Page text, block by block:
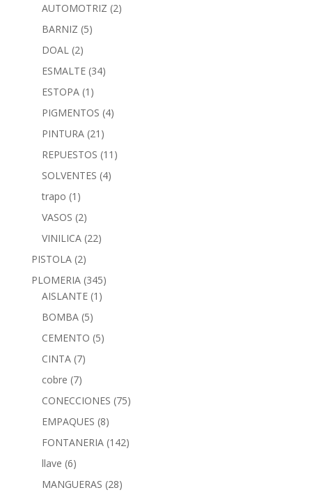
AUTOMOTRIZ (2)
BARNIZ (5)
DOAL (2)
ESMALTE (34)
ESTOPA (1)
PIGMENTOS (4)
PINTURA (21)
REPUESTOS (11)
SOLVENTES (4)
trapo (1)
VASOS (2)
VINILICA (22)
PISTOLA (2)
PLOMERIA (345)
AISLANTE (1)
BOMBA (5)
CEMENTO (5)
CINTA (7)
cobre (7)
CONECCIONES (75)
EMPAQUES (8)
FONTANERIA (142)
llave (6)
MANGUERAS (28)